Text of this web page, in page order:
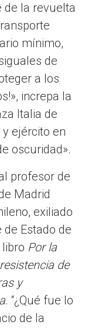
de la revuelta
mínimo,
de
a los
increpa la
Italia de
ejército en
oscuridad».
profesor de
Madrid
exiliado
Estado de
Por la
de
y
. “¿Qué fue lo
de la